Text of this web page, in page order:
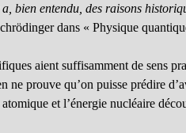
bien entendu, des raisons
dans « Physique
aient suffisamment de sens
ne prouve qu’on puisse prédire
et l’énergie nucléaire